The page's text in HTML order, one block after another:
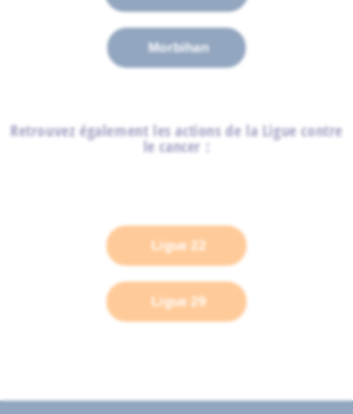
Morbihan
Retrouvez également les actions de la Ligue contre
le cancer :
Ligue 22
Ligue 29